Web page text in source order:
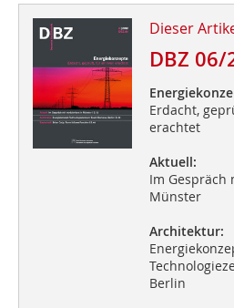
Dieser
DBZ 06/
Erdacht,
erachtet
Aktuell:
Im
Münster
Architektur:
Berlin